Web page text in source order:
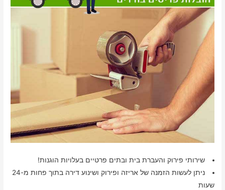
שירותי פירוק והעברת בית ובתים פרטיים בעלויות הוגנות!
ניתן לעשות הזמנה של אריזה ופירוק ושינוע דירה בתוך פחות מ-24
שעות